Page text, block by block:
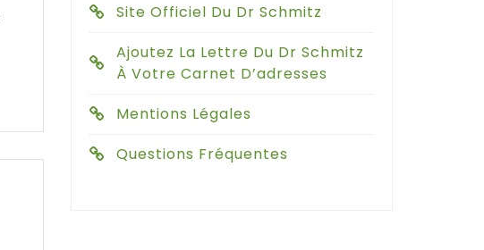
Site Officiel Du Dr Schmitz
Ajoutez La Lettre Du Dr Schmitz
À Votre Carnet D’adresses
Mentions Légales
Questions Fréquentes